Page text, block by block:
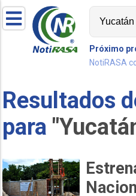
Próximo
NotiRASA
Resultados
para